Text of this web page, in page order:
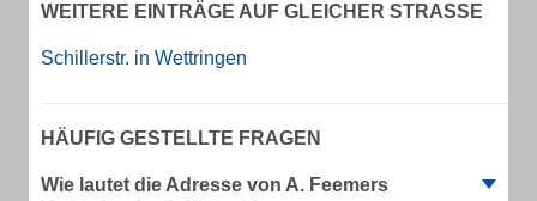
WEITERE EINTRÄGE AUF GLEICHER STRASSE
Schillerstr. in Wettringen
HÄUFIG GESTELLTE FRAGEN
Wie lautet die Adresse von A. Feemers